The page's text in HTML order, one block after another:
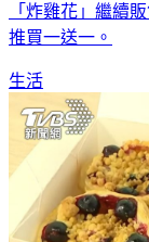
「炸雞花」繼續
推買一送一。
生活